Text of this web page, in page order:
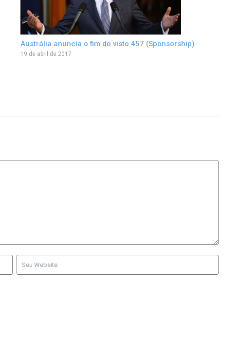
Austrália anuncia o fim do visto 457 (Sponsorship)
19 de abril de 2017